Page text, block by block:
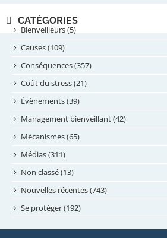
septembre 2024
août 2024
juillet 2024
juin 2024
mai 2024
avril 2024
février 2024
janvier 2024
novembre 2023
octobre 2023
septembre 2023
CATÉGORIES
Bienveilleurs (5)
Causes (109)
Conséquences (357)
Coût du stress (21)
Évènements (39)
Management bienveillant (42)
Mécanismes (65)
Médias (311)
Non classé (13)
Nouvelles récentes (743)
Se protéger (192)